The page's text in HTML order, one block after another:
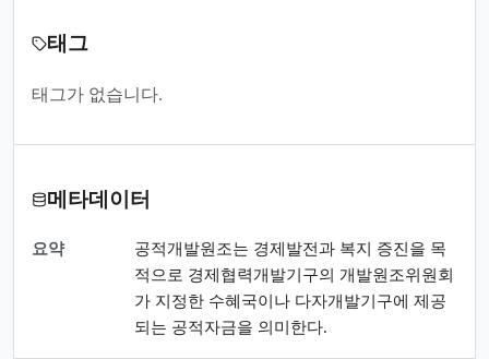
태그
태그가 없습니다.
메타데이터
요약
공적개발원조는 경제발전과 복지 증진을 목
적으로 경제협력개발기구의 개발원조위원회
가 지정한 수혜국이나 다자개발기구에 제공
되는 공적자금을 의미한다.